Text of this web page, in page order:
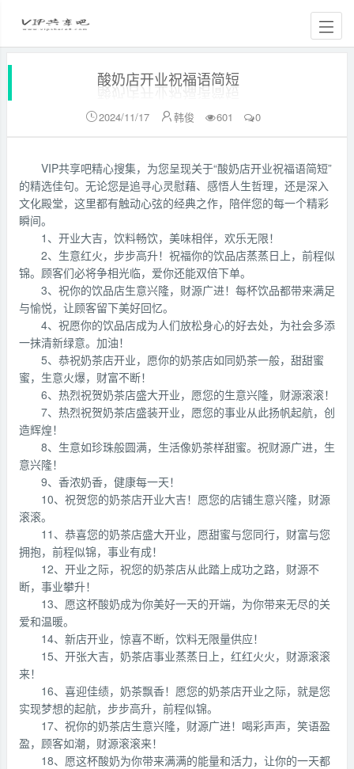
酸奶店开业祝福语简短
2024/11/17 韩俊 601 0
VIP共享吧精心搜集，为您呈现关于“酸奶店开业祝福语简短”
的精选佳句。无论您是追寻心灵慰藉、感悟人生哲理，还是深入
文化殿堂，这里都有触动心弦的经典之作，陪伴您的每一个精彩
瞬间。
1、开业大吉，饮料畅饮，美味相伴，欢乐无限！
2、生意红火，步步高升！祝福你的饮品店蒸蒸日上，前程似
锦。顾客们必将争相光临，爱你还能双倍下单。
3、祝你的饮品店生意兴隆，财源广进！每杯饮品都带来满足
与愉悦，让顾客留下美好回忆。
4、祝愿你的饮品店成为人们放松身心的好去处，为社会多添
一抹清新绿意。加油！
5、恭祝奶茶店开业，愿你的奶茶店如同奶茶一般，甜甜蜜
蜜，生意火爆，财富不断！
6、热烈祝贺奶茶店盛大开业，愿您的生意兴隆，财源滚滚！
7、热烈祝贺奶茶店盛装开业，愿您的事业从此扬帆起航，创
造辉煌！
8、生意如珍珠般圆满，生活像奶茶样甜蜜。祝财源广进，生
意兴隆！
9、香浓奶香，健康每一天！
10、祝贺您的奶茶店开业大吉！愿您的店铺生意兴隆，财源
滚滚。
11、恭喜您的奶茶店盛大开业，愿甜蜜与您同行，财富与您
拥抱，前程似锦，事业有成！
12、开业之际，祝您的奶茶店从此踏上成功之路，财源不
断，事业攀升！
13、愿这杯酸奶成为你美好一天的开端，为你带来无尽的关
爱和温暖。
14、新店开业，惊喜不断，饮料无限量供应！
15、开张大吉，奶茶店事业蒸蒸日上，红红火火，财源滚滚
来！
16、喜迎佳绩，奶茶飘香！愿您的奶茶店开业之际，就是您
实现梦想的起航，步步高升，前程似锦。
17、祝你的奶茶店生意兴隆，财源广进！喝彩声声，笑语盈
盈，顾客如潮，财源滚滚来！
18、愿这杯酸奶为你带来满满的能量和活力，让你的一天都